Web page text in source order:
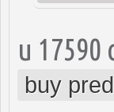
u 17590
buy